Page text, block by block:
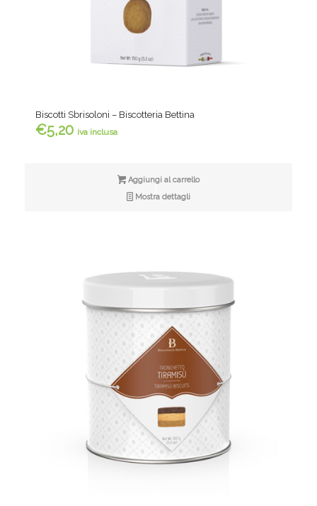
Biscotti Sbrisoloni – Biscotteria Bettina
€5,20 iva inclusa
Aggiungi al carrello
Mostra dettagli